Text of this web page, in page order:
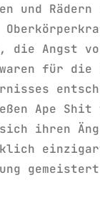
und Rädern
die Angst
für die
Ape Shit
sich ihren